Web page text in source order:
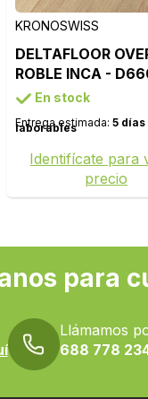
KRONOSWISS
DELTAFLOOR
ROBLE INCA -
En stock
Entrega estimada: 5 días
laborables
Identifícate para
precio
para
Llámamos
688 778